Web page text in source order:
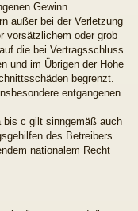
Gewinn.
außer bei der Verletzung
vorsätzlichem oder grob
die bei Vertragsschluss
und im Übrigen der Höhe
begrenzt.
entgangenen
bis c gilt sinngemäß auch
des Betreibers.
nationalem Recht